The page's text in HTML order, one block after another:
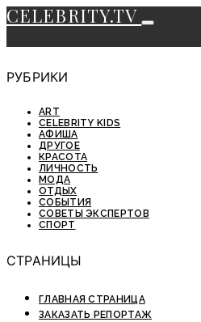
CELEBRITY.TV
РУБРИКИ
ART
CELEBRITY KIDS
АФИША
ДРУГОЕ
КРАСОТА
ЛИЧНОСТЬ
МОДА
ОТДЫХ
СОБЫТИЯ
СОВЕТЫ ЭКСПЕРТОВ
СПОРТ
СТРАНИЦЫ
ГЛАВНАЯ СТРАНИЦА
ЗАКАЗАТЬ РЕПОРТАЖ